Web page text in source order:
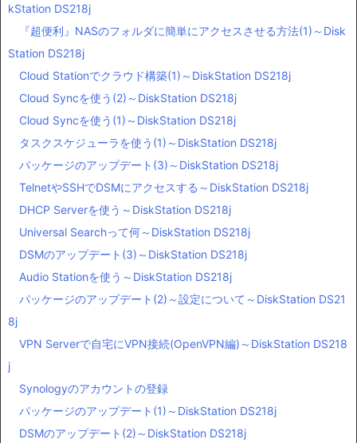
kStation DS218j
『超便利』NASのフォルダに簡単にアクセスさせる方法(1)～Disk
Station DS218j
Cloud Stationでクラウド構築(1)～DiskStation DS218j
Cloud Syncを使う(2)～DiskStation DS218j
Cloud Syncを使う(1)～DiskStation DS218j
タスクスケジューラを使う(1)～DiskStation DS218j
パッケージのアップデート(3)～DiskStation DS218j
TelnetやSSHでDSMにアクセスする～DiskStation DS218j
DHCP Serverを使う～DiskStation DS218j
Universal Searchって何～DiskStation DS218j
DSMのアップデート(3)～DiskStation DS218j
Audio Stationを使う～DiskStation DS218j
パッケージのアップデート(2)～設定について～DiskStation DS21
8j
VPN Serverで自宅にVPN接続(OpenVPN編)～DiskStation DS218
j
Synologyのアカウントの登録
パッケージのアップデート(1)～DiskStation DS218j
DSMのアップデート(2)～DiskStation DS218j